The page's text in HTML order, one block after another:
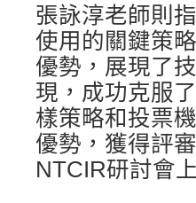
張詠淳老師則
使用的關鍵策
優勢，展現了
現，成功克服
樣策略和投票
優勢，獲得評
NTCIR研討會